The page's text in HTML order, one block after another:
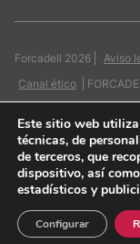
Forcadell 2026 Aviso
Canal ético
Este sitio web
técnicas, de
de terceros, que
dispositivo, así
estadísticos y
Configurar